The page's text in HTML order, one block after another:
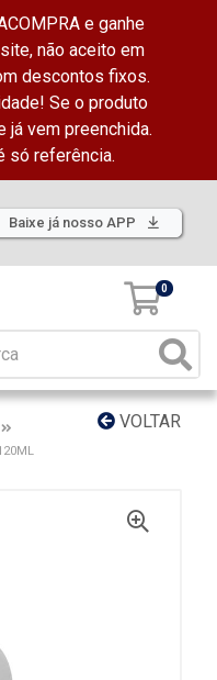
e ganhe
não aceito em
descontos fixos.
Se o produto
já vem preenchida.
só referência.
Baixe já nosso APP
0
VOLTAR